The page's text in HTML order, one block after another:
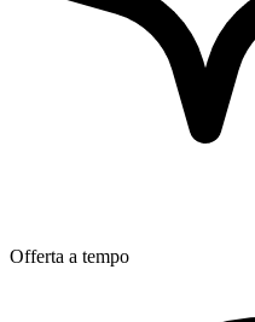
Offerta a tempo